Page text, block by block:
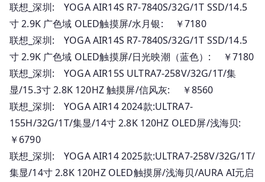
联想_深圳: YOGA AIR14S R7-7840S/32G/1T SSD/14.5
寸 2.9K 广色域 OLED触摸屏/水月银: ￥7180
联想_深圳: YOGA AIR14S R7-7840S/32G/1T SSD/14.5
寸 2.9K 广色域 OLED触摸屏/日光映潮（蓝色）: ￥7180
联想_深圳: YOGA AIR15S ULTRA7-258V/32G/1T/集
显/15.3寸 2.8K 120HZ 触摸屏/信风灰: ￥8560
联想_深圳: YOGA AIR14 2024款:ULTRA7-
155H/32G/1T/集显/14寸 2.8K 120HZ OLED屏/浅海贝:
￥6790
联想_深圳: YOGA AIR14 2025款:ULTRA7-258V/32G/1T/
集显/14寸 2.8K 120HZ OLED触摸屏/浅海贝/AURA AI元启